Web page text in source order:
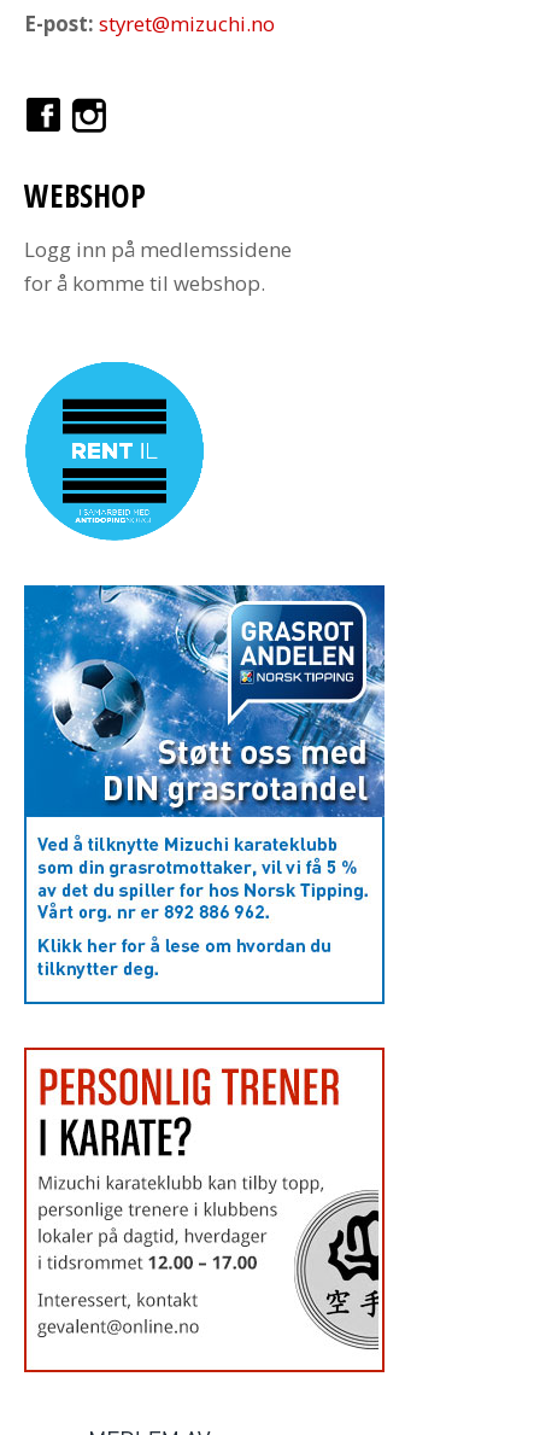
E-post: styret@mizuchi.no
WEBSHOP
Logg inn på medlemssidene
for å komme til webshop.